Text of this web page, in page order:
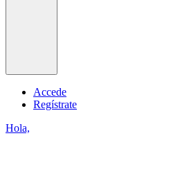
Accede
Regístrate
Hola,